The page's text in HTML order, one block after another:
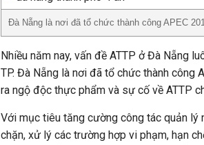
Đà Nẵng là nơi đã tổ chức thành công APEC
Nhiều năm nay, vấn đề ATTP ở Đà Nẵng
TP. Đà Nẵng là nơi đã tổ chức thành công
ra ngộ độc thực phẩm và sự cố về ATTP
Với mục tiêu tăng cường công tác quản lý
chặn, xử lý các trường hợp vi phạm, hạn